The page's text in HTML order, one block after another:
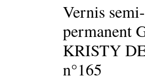
Vernis semi-
permanent
KRISTY
n°165